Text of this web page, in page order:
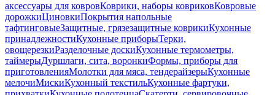
аксессуары для ковровКоврики, наборы ковриковКовровые
дорожкиЦиновкиПокрытия напольные
тафтинговыеЗащитные, грязезащитные коврикиКухонные
принадлежностиКухонные приборыТерки,
овощерезкиРазделочные доскиКухонные термометры,
таймерыДуршлаги, сита, воронкиФормы, приборы для
приготовленияМолотки для мяса, тендерайзерыКухонные
мелочиМискиКухонный текстильКухонные фартуки,